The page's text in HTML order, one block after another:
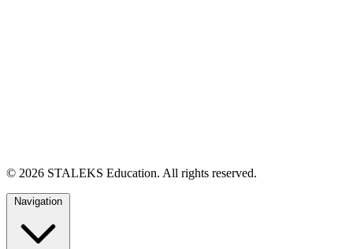
© 2026 STALEKS Education. All rights reserved.
Navigation